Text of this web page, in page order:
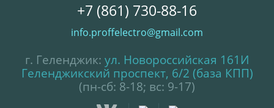
+7 (861) 730-88-16
info.proffelectro@gmail.com
г. Геленджик: ул. Новороссийская 161И
Геленджикский проспект, 6/2 (база КПП)
(пн-сб: 8-18; вс: 9-17)